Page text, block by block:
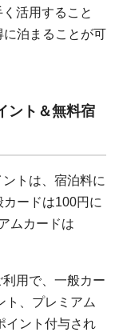
活用すること
泊まることが可
ント＆無料宿
トは、宿泊料に
ードは100円に
ムカードは
用で、一般カー
ト、プレミアム
イント付与され